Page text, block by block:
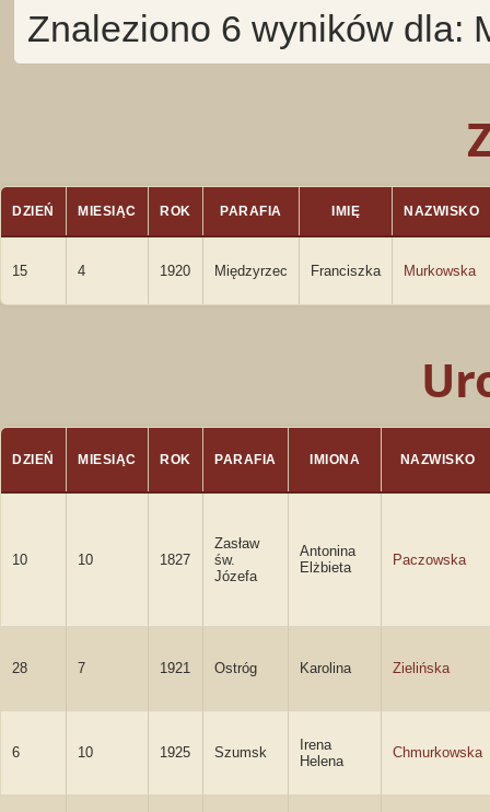
Znaleziono 6 wyników dla:
DZIEŃ MIESIĄC ROK PARAFIA IMIĘ NAZWISKO
15 4 1920 Międzyrzec Franciszka Murkowska
DZIEŃ MIESIĄC ROK PARAFIA IMIONA NAZWISKO
10 10 1827
Zasław
św.
Józefa
Antonina
Elżbieta
Paczowska
28 7 1921 Ostróg Karolina Zielińska
6 10 1925 Szumsk
Irena
Helena
Chmurkowska